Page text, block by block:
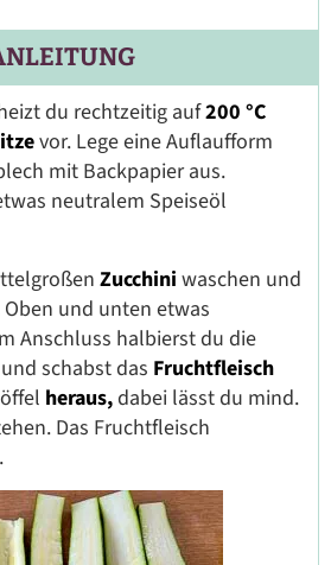
du rechtzeitig auf200 °C
vor. Lege eine Auflaufform
mit Backpapier aus.
neutralem Speiseöl
Zucchini waschen und
und unten etwas
Anschluss halbierst du die
schabst das Fruchtfleisch
heraus,dabei lässt du mind.
Das Fruchtfleisch